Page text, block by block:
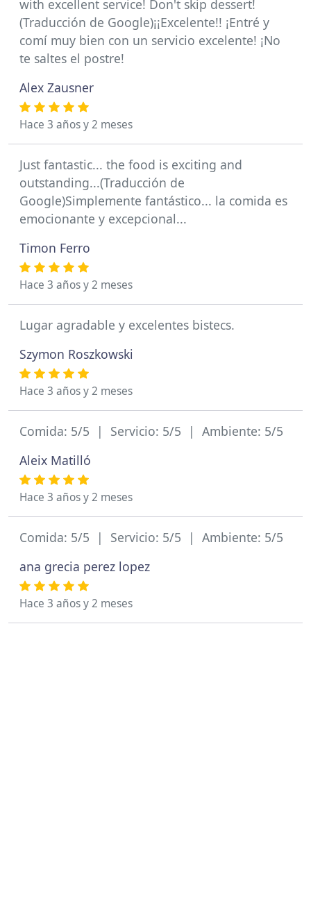
with excellent service! Don't skip dessert!
(Traducción de Google)¡¡Excelente!! ¡Entré y
comí muy bien con un servicio excelente! ¡No
te saltes el postre!
Alex Zausner
Hace 3 años y 2 meses
Just fantastic... the food is exciting and
outstanding...(Traducción de
Google)Simplemente fantástico... la comida es
emocionante y excepcional...
Timon Ferro
Hace 3 años y 2 meses
Lugar agradable y excelentes bistecs.
Szymon Roszkowski
Hace 3 años y 2 meses
Comida: 5/5 | Servicio: 5/5 | Ambiente: 5/5
Aleix Matilló
Hace 3 años y 2 meses
Comida: 5/5 | Servicio: 5/5 | Ambiente: 5/5
ana grecia perez lopez
Hace 3 años y 2 meses